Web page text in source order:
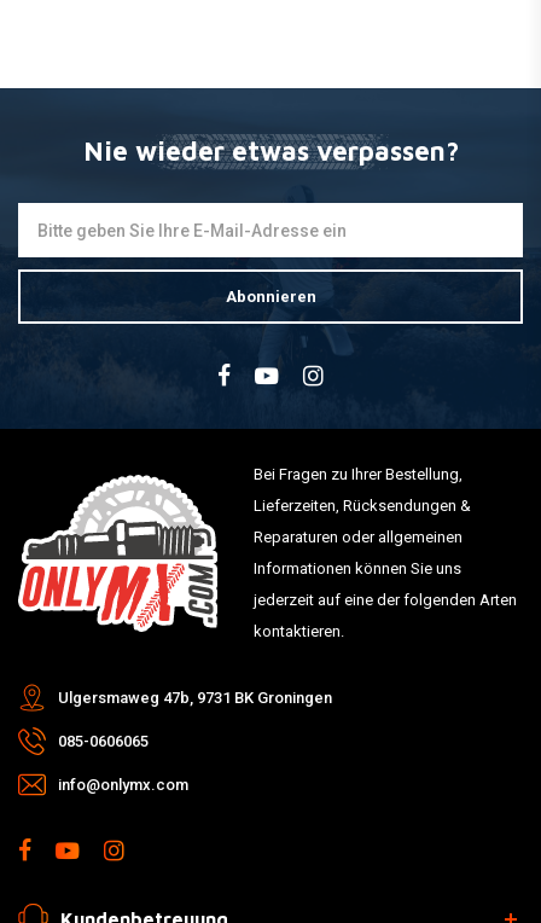
Nie wieder etwas verpassen?
Abonnieren
Bei Fragen zu Ihrer Bestellung,
Lieferzeiten, Rücksendungen &
Reparaturen oder allgemeinen
Informationen können Sie uns
jederzeit auf eine der folgenden Arten
kontaktieren.
Ulgersmaweg 47b, 9731 BK Groningen
085-0606065
info@onlymx.com